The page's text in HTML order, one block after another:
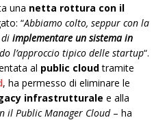
una netta rottura con il
“Abbiamo colto, seppur con la
implementare un sistema in
l’approccio tipico delle startup“.
al public cloudtramite
, ha permesso di eliminare le
infrastrutturale e alla
il Public Manager Cloud– ha